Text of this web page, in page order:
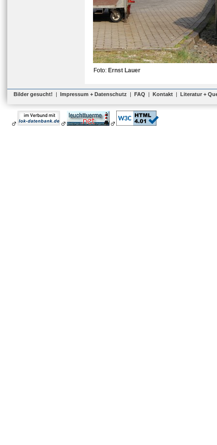
Foto: Ernst Lauer
Bilder gesucht! | Impressum + Datenschutz | FAQ | Kontakt | Literatur +